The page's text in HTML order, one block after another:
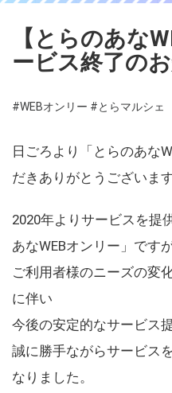
【とらのあな
ービス終了の
#WEBオンリー #とらマルシェ
日ごろより「とらのあな
だきありがとうございます
2020年よりサービスを提
あなWEBオンリー」です
ご利用者様のニーズの変
に伴い
今後の安定的なサービス
誠に勝手ながらサービス
なりました。